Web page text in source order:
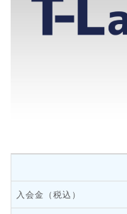
入会金（税込）